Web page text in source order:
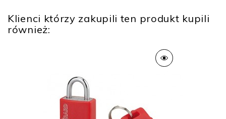
Klienci którzy zakupili ten produkt kupili
również: